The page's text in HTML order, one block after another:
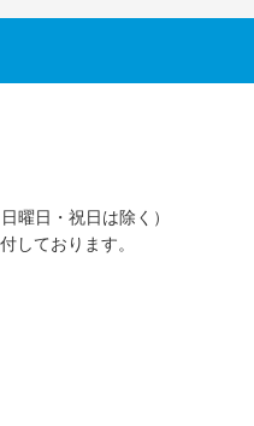
曜日・祝日は除く）
しております。